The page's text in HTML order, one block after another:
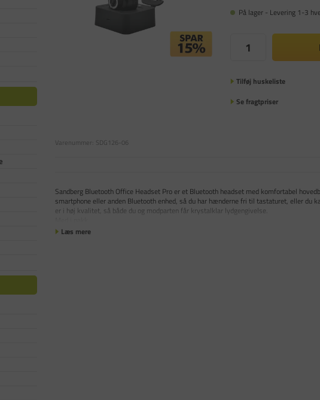
På lager - Levering 1-3
Tilføj huskeliste
Se fragtpriser
Varenummer: SDG126-06
Sandberg Bluetooth Office Headset Pro er et Bluetooth headset med komfortabel
smartphone eller anden Bluetooth enhed, så du har hænderne fri til tastaturet, eller du
er i høj kvalitet, så både du og modparten får krystalklar lydgengivelse.
Læs mere